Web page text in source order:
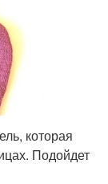
которая
Подойдет